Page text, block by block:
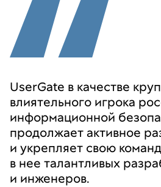
UserGate в качестве
влиятельного игрока
информационной
продолжает активное
и укрепляет свою
в нее талантливых
и инженеров.